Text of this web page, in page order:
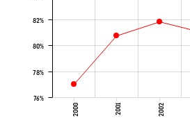
2000 2001 2002
76%
78%
80%
82%